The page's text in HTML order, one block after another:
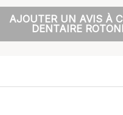
AJOUTER UN AVIS À
DENTAIRE